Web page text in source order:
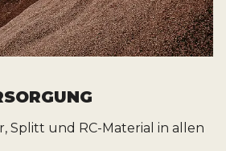
Splitt und RC-Material in allen